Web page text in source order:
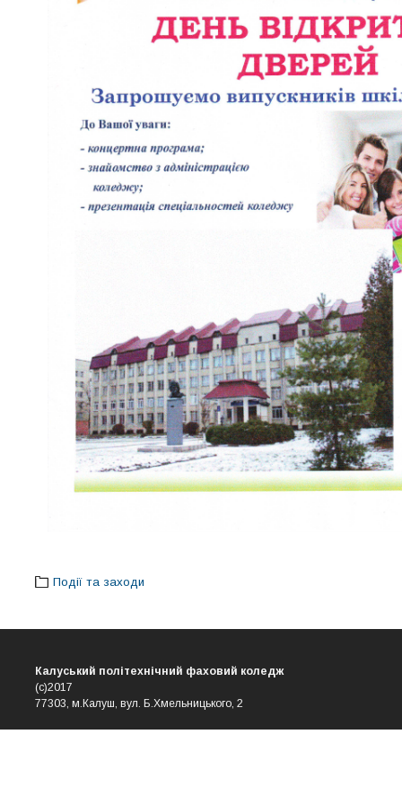
Події та заходи
Калуський політехнічний фаховий коледж
(с)2017
77303, м.Калуш, вул. Б.Хмельницького, 2